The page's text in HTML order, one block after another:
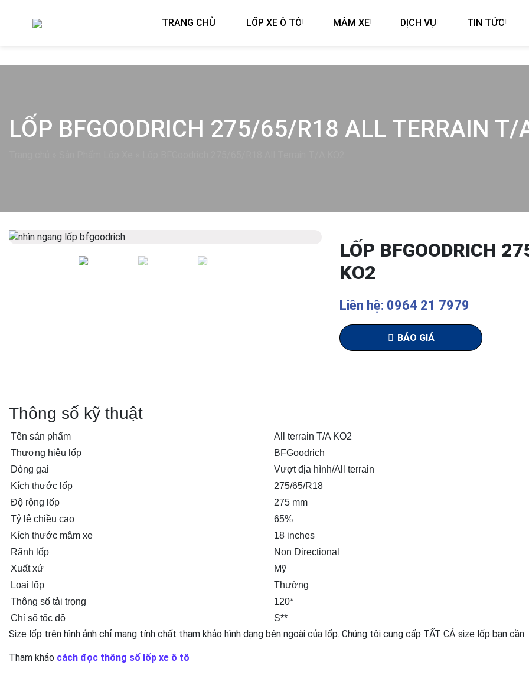
TRANG CHỦ LỐP XE Ô TÔ MÂM XE DỊCH VỤ TIN TỨC
LỐP BFGOODRICH 275/65/R18 ALL TERRAIN T/
LỐP BFGOODRICH
KO2
Liên hệ: 0964 21 7979
BÁO GIÁ
Thông số kỹ thuật
Tên sản phẩm
All terrain T/A KO2
Thương hiệu lốp
BFGoodrich
Dòng gai
Vượt địa hình/All terrain
Kích thước lốp
275/65/R18
Độ rộng lốp
275 mm
Tỷ lệ chiều cao
65%
Kích thước mâm xe
18 inches
Rãnh lốp
Non Directional
Xuất xứ
Mỹ
Loại lốp
Thường
Thông số tải trọng
120*
Chỉ số tốc độ
S**
Size lốp trên hình ảnh chỉ mang tính chất tham khảo hình dạng bên ngoài của lốp. Chúng tôi cung cấp TẤT CẢ size lốp bạn cần
Tham khảo cách đọc thông số lốp xe ô tô